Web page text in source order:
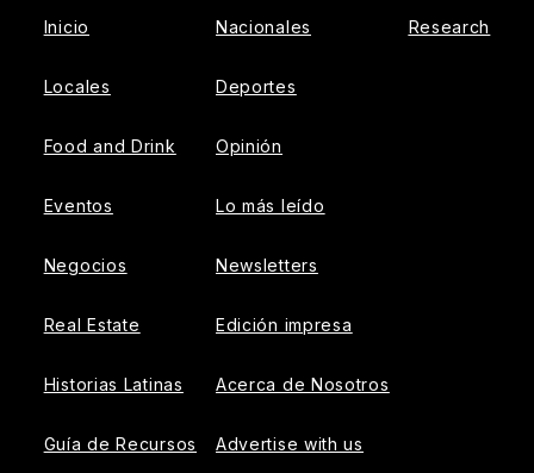
Inicio
Locales
Food and Drink
Eventos
Negocios
Real Estate
Historias Latinas
Guía de Recursos
Nacionales
Deportes
Opinión
Lo más leído
Newsletters
Edición impresa
Acerca de Nosotros
Advertise with us
Research